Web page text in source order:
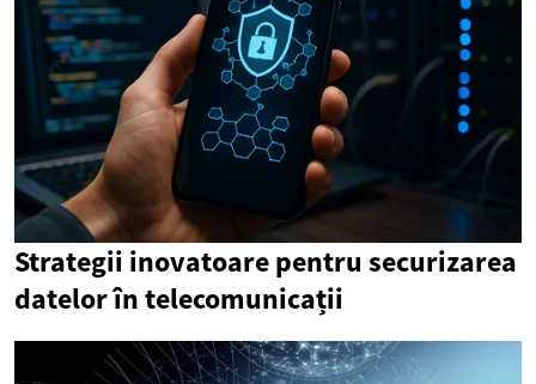
Strategii inovatoare pentru securizarea
datelor în telecomunicații